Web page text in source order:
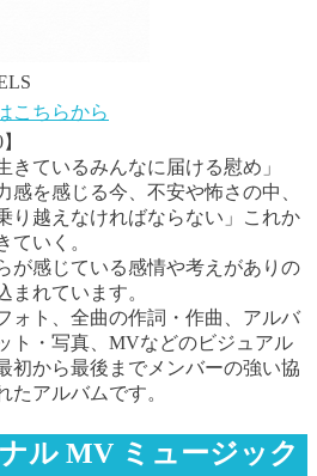
こちらから
きているみんなに届ける慰め」
感を感じる今、不安や怖さの中、
り越えなければならない」これか
ていく。
が感じている感情や考えがありの
まれています。
ォト、全曲の作詞・作曲、アルバ
ト・写真、MVなどのビジュアル
初から最後までメンバーの強い協
たアルバムです。
ナル MV ミュージック